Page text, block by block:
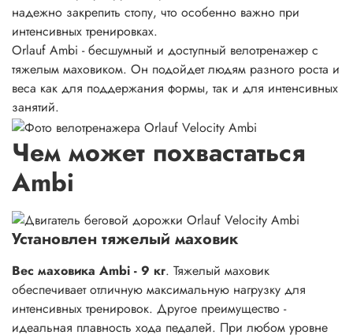
надежно закрепить стопу, что особенно важно при
интенсивных тренировках.
Orlauf Ambi - бесшумный и доступный велотренажер с
тяжелым маховиком. Он подойдет людям разного роста и
веса как для поддержания формы, так и для интенсивных
занятий.
Чем может похвастаться
Ambi
Установлен тяжелый маховик
Вес маховика Ambi - 9 кг. Тяжелый маховик
обеспечивает отличную максимальную нагрузку для
интенсивных тренировок. Другое преимущество -
идеальная плавность хода педалей. При любом уровне